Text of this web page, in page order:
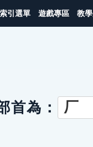
索引選單 遊戲專區 教
首為： 厂